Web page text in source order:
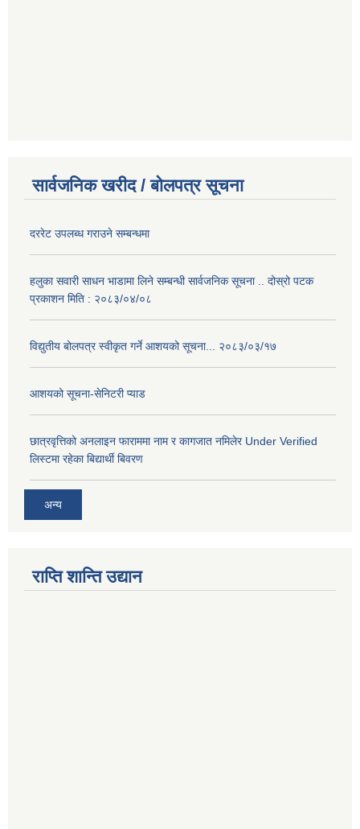
सार्वजनिक खरीद / बोलपत्र सूचना
दररेट उपलब्ध गराउने सम्बन्धमा
हलुका सवारी साधन भाडामा लिने सम्बन्धी सार्वजनिक सूचना .. दोस्रो पटक
प्रकाशन मिति : २०८३/०४/०८
विद्युतीय बोलपत्र स्वीकृत गर्ने आशयको सूचना... २०८३/०३/१७
आशयको सूचना-सेनिटरी प्याड
छात्रवृत्तिको अनलाइन फाराममा नाम र कागजात नमिलेर Under Verified
लिस्टमा रहेका बिद्यार्थी बिवरण
अन्य
राप्ति शान्ति उद्यान